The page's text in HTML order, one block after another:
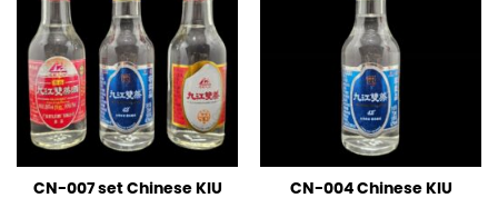
CN-007 set Chinese KIU
CN-004 Chinese KIU